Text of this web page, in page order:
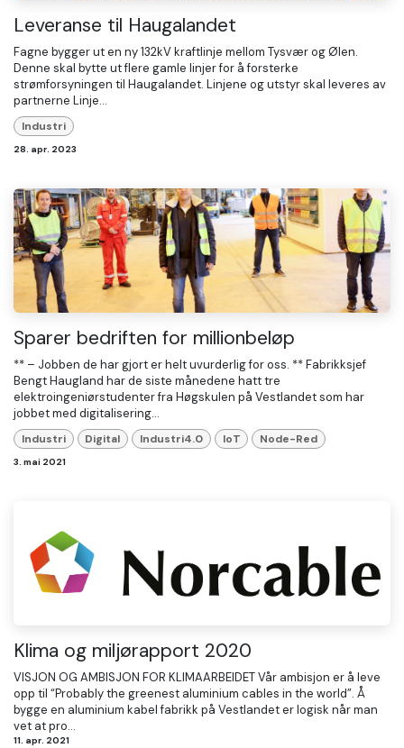
Leveranse til Haugalandet
Fagne bygger ut en ny 132kV kraftlinje mellom Tysvær og Ølen.
Denne skal bytte ut flere gamle linjer for å forsterke
strømforsyningen til Haugalandet. Linjene og utstyr skal leveres av
partnerne Linje...
Industri
28. apr. 2023
Sparer bedriften for millionbeløp
** – Jobben de har gjort er helt uvurderlig for oss. ** Fabrikksjef
Bengt Haugland har de siste månedene hatt tre
elektroingeniørstudenter fra Høgskulen på Vestlandet som har
jobbet med digitalisering...
Industri Digital Industri4.0 IoT Node-Red
3. mai 2021
Klima og miljørapport 2020
VISJON OG AMBISJON FOR KLIMAARBEIDET Vår ambisjon er å leve
opp til “Probably the greenest aluminium cables in the world”. Å
bygge en aluminium kabel fabrikk på Vestlandet er logisk når man
vet at pro...
11. apr. 2021